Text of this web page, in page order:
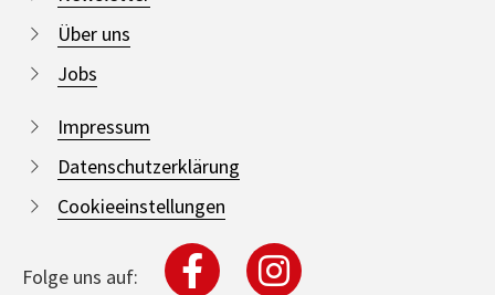
Über uns
Jobs
Impressum
Datenschutzerklärung
Cookieeinstellungen
Folge uns auf: